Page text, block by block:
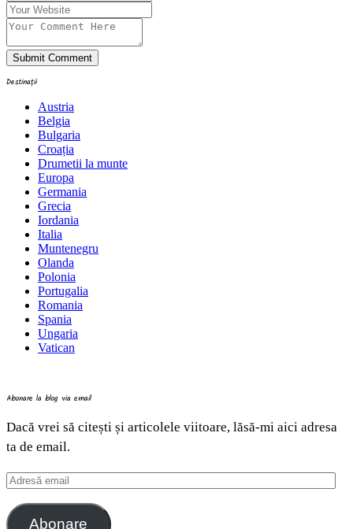
Submit Comment
Destinații
Austria
Belgia
Bulgaria
Croația
Drumetii la munte
Europa
Germania
Grecia
Iordania
Italia
Muntenegru
Olanda
Polonia
Portugalia
Romania
Spania
Ungaria
Vatican
Abonare la blog via email
Dacă vrei să citești și articolele viitoare, lăsă-mi aici adresa
ta de email.
Adresă
Abonare